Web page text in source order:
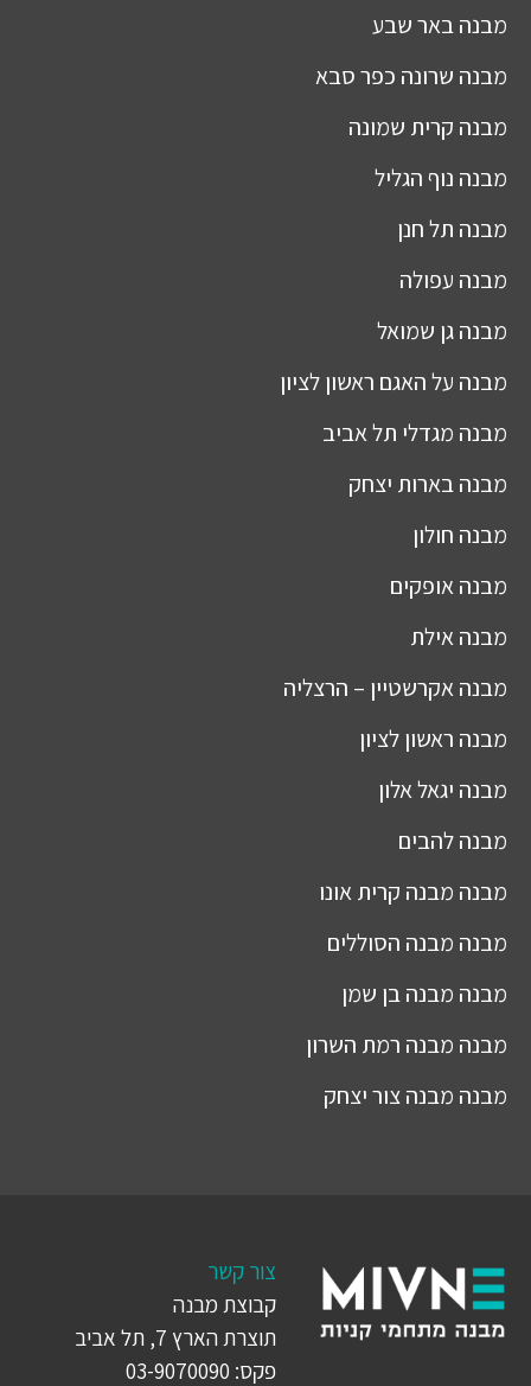
מבנהבאר שבע
מבנה שרונה כפר סבא
מבנה קרית שמונה
מבנה נוף הגליל
מבנה תל חנן
מבנה עפולה
מבנהגן שמואל
מבנה על האגם ראשון לציון
מבנה מגדלי תל אביב
מבנהבארות יצחק
מבנה חולון
מבנהאופקים
מבנהאילת
מבנהאקרשטיין – הרצליה
מבנה ראשון לציון
מבנה יגאל אלון
מבנהלהבים
מבנה מבנה קרית אונו
מבנה מבנה הסוללים
מבנה מבנה בן שמן
מבנה מבנה רמת השרון
מבנה מבנה צור יצחק
צור קשר
קבוצת מבנה
תוצרת הארץ 7, תל אביב
פקס: 03-9070090